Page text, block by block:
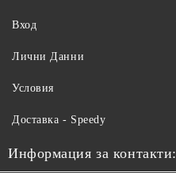
Вход
Лични Данни
Условия
Доставка - Speedy
Информация за контакти: